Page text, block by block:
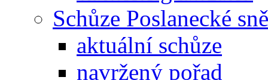
Schůze Poslanecké
aktuální schůze
navržený pořad